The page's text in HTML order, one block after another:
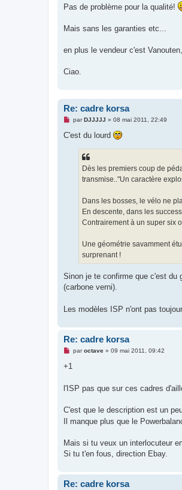
g
e
o
n
u
Pas de problème pour la qualité!
Mais sans les garanties etc...
en plus le vendeur c'est
Ciao.
Re: cadre korsa
M
s
parDJJJJJ » 08 mai 2011, 22:49
C'est du lourd
Dès les premiers coup de
transmise.."Un caractère
Dans les bosses, le vélo ne
En descente, dans les
Contrairement à un super six
Une géométrie savamment
surprenant !
Sinon je te confirme que c'est du
(carbone verni).
Les modèles ISP n'ont pas
Re: cadre korsa
M
s
g
o
l
paroctave» 09 mai 2011, 09:42
+1
l'ISP pas que sur ces cadres
C'est que le description est un
Il manque plus que le
Mais si tu veux un interlocuteur
Si tu t'en fous, direction Ebay.
Re: cadre korsa